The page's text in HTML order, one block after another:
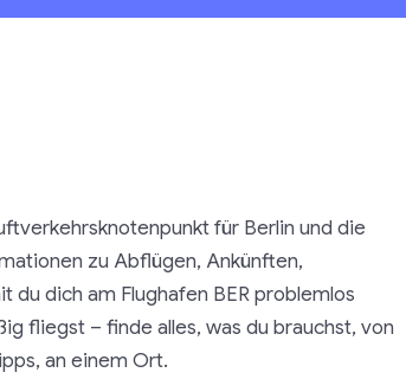
für Berlin und die
zu Abflügen, Ankünften,
dich am Flughafen BER problemlos
fliegst – finde alles, was du brauchst, von
an einem Ort.